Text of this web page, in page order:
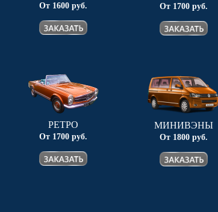
От 1600 руб. От 1700 руб.
РЕТРО
От 1700 руб.
МИНИВЭНЫ
От 1800 руб.